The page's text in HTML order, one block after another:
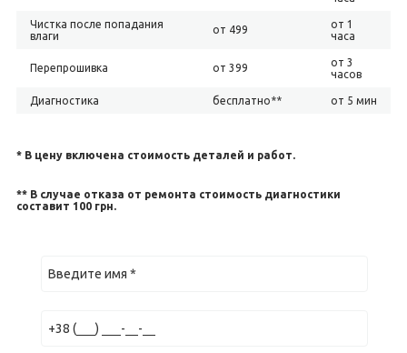
Чистка после попадания
влаги
от 499
от 1
часа
Перепрошивка от 399
от 3
часов
Диагностика бесплатно** от 5 мин
* В цену включена стоимость деталей и работ.
** В случае отказа от ремонта стоимость диагностики
составит 100 грн.